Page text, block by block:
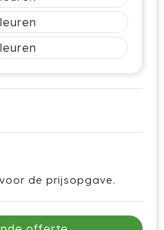
de prijsopgave.